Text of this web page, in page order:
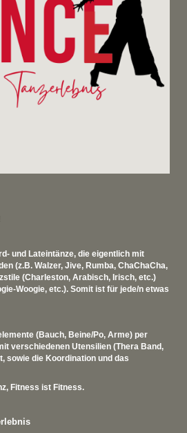
und Lateintänze, die eigentlich mit
(z.B. Walzer, Jive, Rumba, ChaChaCha,
(Charleston, Arabisch, Irisch, etc.)
Woogie, etc.). Somit ist für jede/n etwas
(Bauch, Beine/Po, Arme) per
verschiedenen Utensilien (Thera Band,
sowie die Koordination und das
Fitness ist Fitness.